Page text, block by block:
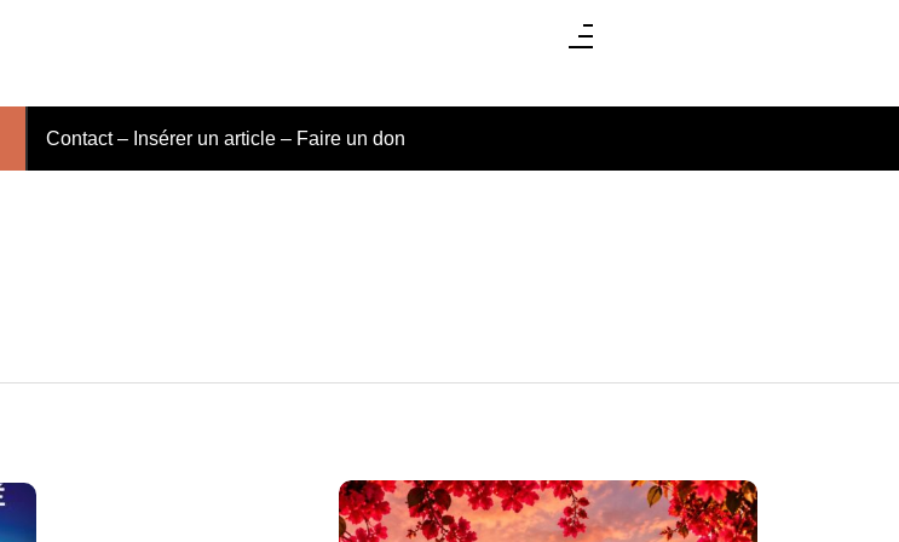
Contact – Insérer un article – Faire un don